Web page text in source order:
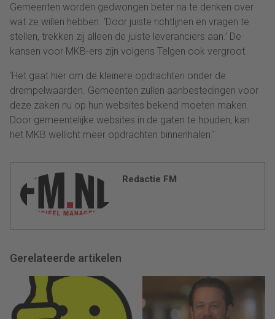
Gemeenten worden gedwongen beter na te denken over
wat ze willen hebben. ‘Door juiste richtlijnen en vragen te
stellen, trekken zij alleen de juiste leveranciers aan.’ De
kansen voor MKB-ers zijn volgens Telgen ook vergroot.
‘Het gaat hier om de kleinere opdrachten onder de
drempelwaarden. Gemeenten zullen aanbestedingen voor
deze zaken nu op hun websites bekend moeten maken.
Door gemeentelijke websites in de gaten te houden, kan
het MKB wellicht meer opdrachten binnenhalen.’
Redactie FM
Gerelateerde artikelen